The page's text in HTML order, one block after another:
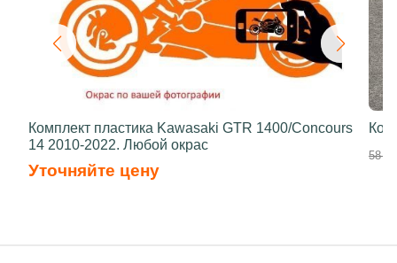
Комплект пластика Kawasaki GTR 1400/Concours
14 2010-2022. Любой окрас
Уточняйте цену
58